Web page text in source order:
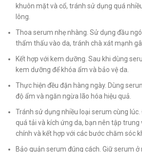
khuôn mặt và cổ, tránh sử dụng quá
lông.
Thoa serum nhẹ nhàng. Sử dụng đầu
thẩm thấu vào da, tránh chà xát mạnh
Kết hợp với kem dưỡng. Sau khi dùng
kem dưỡng để khóa ẩm và bảo vệ da.
Thực hiện đều đặn hàng ngày. Dùng
độ ẩm và ngăn ngừa lão hóa hiệu quả.
Tránh sử dụng nhiều loại serum cùng
quá tải và kích ứng da, bạn nên tập
chính và kết hợp với các bước chăm sóc
Bảo quản serum đúng cách. Giữ serum